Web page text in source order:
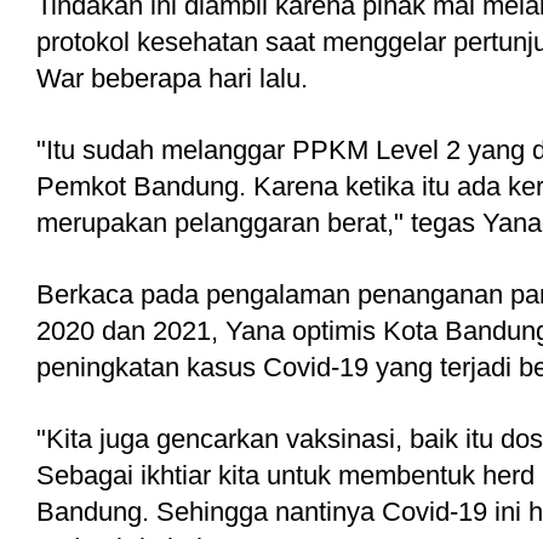
protokol kesehatan saat menggelar
War beberapa hari lalu.
"Itu sudah melanggar PPKM Level 2 yang
Pemkot Bandung. Karena ketika itu ada
merupakan pelanggaran berat," tegas
Berkaca pada pengalaman penanganan
2020 dan 2021, Yana optimis Kota
peningkatan kasus Covid-19 yang terjadi
"Kita juga gencarkan vaksinasi, baik itu
Sebagai ikhtiar kita untuk membentuk
Bandung. Sehingga nantinya Covid-19 ini